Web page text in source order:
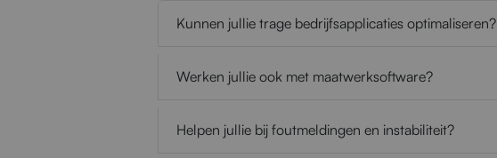
Kunnen jullie trage bedrijfsapplicaties optimaliseren?
Werken jullie ook met maatwerksoftware?
Helpen jullie bij foutmeldingen en instabiliteit?